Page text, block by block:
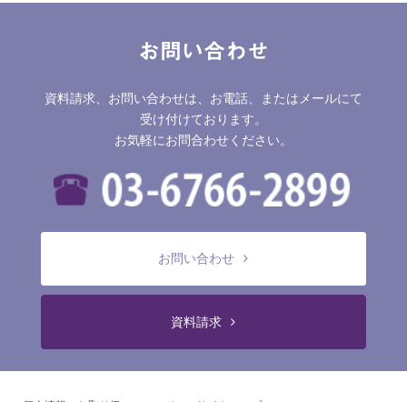
お問い合わせ
資料請求、お問い合わせは、お電話、またはメールにて
受け付けております。
お気軽にお問合わせください。
お問い合わせ
資料請求